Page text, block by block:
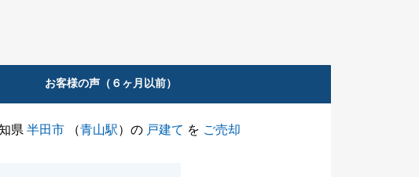
お客様の声（６ヶ月以前）
県半田市 （青山駅）の 戸建て を ご売却